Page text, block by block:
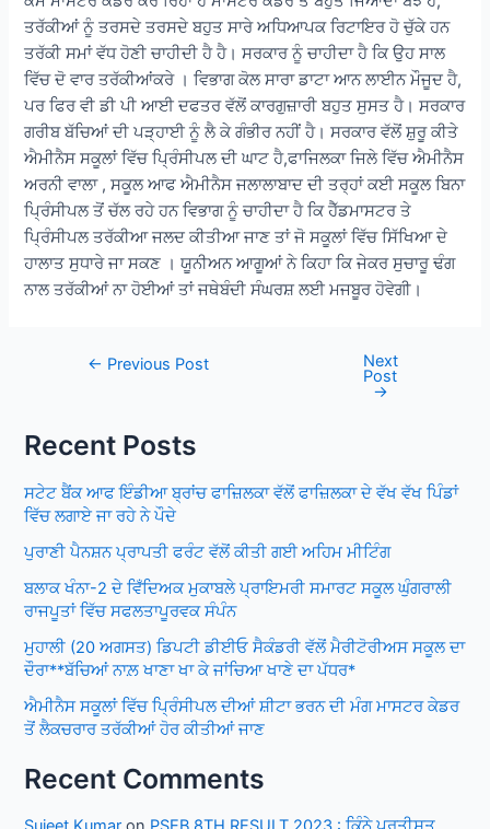
ਤਰੱਕੀਆਂ ਨੂੰ ਤਰਸਦੇ ਤਰਸਦੇ ਬਹੁਤ ਸਾਰੇ ਅਧਿਆਪਕ ਰਿਟਾਇਰ ਹੋ ਚੁੱਕੇ ਹਨ
ਤਰੱਕੀ ਸਮਾਂ ਵੱਧ ਹੋਣੀ ਚਾਹੀਦੀ ਹੈ ਹੈ। ਸਰਕਾਰ ਨੂੰ ਚਾਹੀਦਾ ਹੈ ਕਿ ਉਹ ਸਾਲ
ਵਿੱਚ ਦੋ ਵਾਰ ਤਰੱਕੀਆਂਕਰੇ । ਵਿਭਾਗ ਕੋਲ ਸਾਰਾ ਡਾਟਾ ਆਨ ਲਾਈਨ ਮੌਜੂਦ ਹੈ,
ਪਰ ਫਿਰ ਵੀ ਡੀ ਪੀ ਆਈ ਦਫਤਰ ਵੱਲੋਂ ਕਾਰਗੁਜ਼ਾਰੀ ਬਹੁਤ ਸੁਸਤ ਹੈ। ਸਰਕਾਰ
ਗਰੀਬ ਬੱਚਿਆਂ ਦੀ ਪੜ੍ਹਾਈ ਨੂੰ ਲੈ ਕੇ ਗੰਭੀਰ ਨਹੀਂ ਹੈ। ਸਰਕਾਰ ਵੱਲੋਂ ਸ਼ੁਰੂ ਕੀਤੇ
ਐਮੀਨੈਸ ਸਕੂਲਾਂ ਵਿੱਚ ਪ੍ਰਿੰਸੀਪਲ ਦੀ ਘਾਟ ਹੈ,ਫਾਜਿਲਕਾ ਜਿਲੇ ਵਿੱਚ ਐਮੀਨੈਸ
ਅਰਨੀ ਵਾਲਾ , ਸਕੂਲ ਆਫ ਐਮੀਨੈਸ ਜਲਾਲਾਬਾਦ ਦੀ ਤਰ੍ਹਾਂ ਕਈ ਸਕੂਲ ਬਿਨਾ
ਪ੍ਰਿੰਸੀਪਲ ਤੋਂ ਚੱਲ ਰਹੇ ਹਨ ਵਿਭਾਗ ਨੂੰ ਚਾਹੀਦਾ ਹੈ ਕਿ ਹੈੱਡਮਾਸਟਰ ਤੇ
ਪ੍ਰਿੰਸੀਪਲ ਤਰੱਕੀਆ ਜਲਦ ਕੀਤੀਆ ਜਾਣ ਤਾਂ ਜੋ ਸਕੂਲਾਂ ਵਿੱਚ ਸਿੱਖਿਆ ਦੇ
ਹਾਲਾਤ ਸੁਧਾਰੇ ਜਾ ਸਕਣ । ਯੂਨੀਅਨ ਆਗੂਆਂ ਨੇ ਕਿਹਾ ਕਿ ਜੇਕਰ ਸੁਚਾਰੂ ਢੰਗ
ਨਾਲ ਤਰੱਕੀਆਂ ਨਾ ਹੋਈਆਂ ਤਾਂ ਜਥੇਬੰਦੀ ਸੰਘਰਸ਼ ਲਈ ਮਜਬੂਰ ਹੋਵੇਗੀ।
Post← Previous Post Next
Post
→
Recent Posts
ਸਟੇਟ ਬੈਂਕ ਆਫ ਇੰਡੀਆ ਬ੍ਰਾਂਚ ਫਾਜ਼ਿਲਕਾ ਵੱਲੋਂ ਫਾਜ਼ਿਲਕਾ ਦੇ ਵੱਖ ਵੱਖ ਪਿੰਡਾਂ
ਵਿੱਚ ਲਗਾਏ ਜਾ ਰਹੇ ਨੇ ਪੌਦੇ
ਪੁਰਾਣੀ ਪੈਨਸ਼ਨ ਪ੍ਰਾਪਤੀ ਫਰੰਟ ਵੱਲੋਂ ਕੀਤੀ ਗਈ ਅਹਿਮ ਮੀਟਿੰਗ
ਬਲਾਕ ਖੰਨਾ-2 ਦੇ ਵਿਁਦਿਅਕ ਮੁਕਾਬਲੇ ਪ੍ਰਾਇਮਰੀ ਸਮਾਰਟ ਸਕੂਲ ਘੁੰਗਰਾਲੀ
ਰਾਜਪੂਤਾਂ ਵਿੱਚ ਸਫਲਤਾਪੂਰਵਕ ਸੰਪੰਨ
ਮੁਹਾਲੀ (20 ਅਗਸਤ) ਡਿਪਟੀ ਡੀਈਓ ਸੈਕੰਡਰੀ ਵੱਲੋਂ ਮੈਰੀਟੋਰੀਅਸ ਸਕੂਲ ਦਾ
ਦੌਰਾ**ਬੱਚਿਆਂ ਨਾਲ਼ ਖਾਣਾ ਖਾ ਕੇ ਜਾਂਚਿਆ ਖਾਣੇ ਦਾ ਪੱਧਰ*
ਐਮੀਨੈਸ ਸਕੂਲਾਂ ਵਿੱਚ ਪ੍ਰਿੰਸੀਪਲ ਦੀਆਂ ਸ਼ੀਟਾ ਭਰਨ ਦੀ ਮੰਗ ਮਾਸਟਰ ਕੇਡਰ
ਤੋਂ ਲੈਕਚਰਾਰ ਤਰੱਕੀਆਂ ਹੋਰ ਕੀਤੀਆਂ ਜਾਣ
Recent Comments